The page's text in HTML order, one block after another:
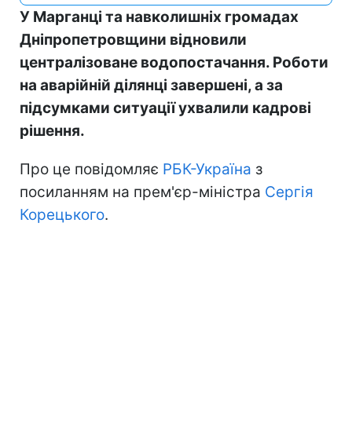
У Марганці та навколишніх громадах
Дніпропетровщини відновили
централізоване водопостачання. Роботи
на аварійній ділянці завершені, а за
підсумками ситуації ухвалили кадрові
рішення.
Про це повідомляє РБК-Україна з
посиланням на прем'єр-міністра Сергія
Корецького.